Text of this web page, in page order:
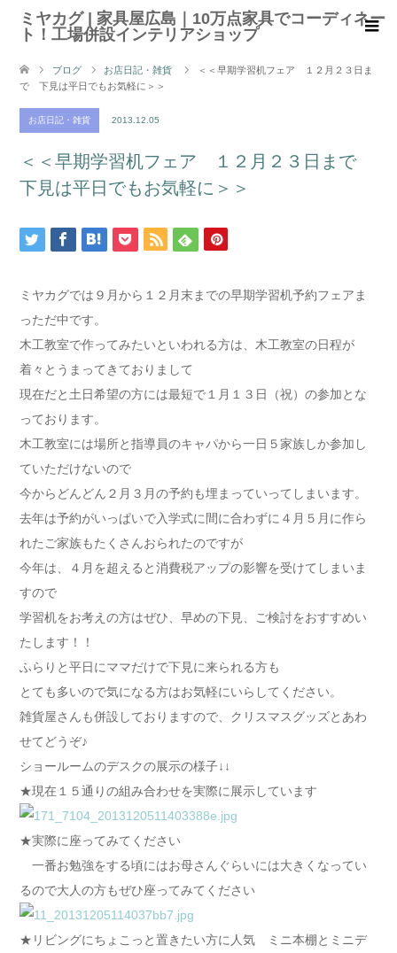
ミヤカグ | 家具屋広島｜10万点家具でコーディネー
ト！工場併設インテリアショップ
ブログ お店日記・雑貨
＜＜早期学習机フェア １２月２３日ま
で 下見は平日でもお気軽に＞＞
お店日記・雑貨 2013.12.05
＜＜早期学習机フェア １２月２３日まで
下見は平日でもお気軽に＞＞
ミヤカグでは９月から１２月末までの早期学習机予約フェアま
っただ中です。
木工教室で作ってみたいといわれる方は、木工教室の日程が
着々とうまってきておりまして
現在だと土日希望の方には最短で１月１３日（祝）の参加とな
っております。
木工教室には場所と指導員のキャパから一日５家族しか参加し
ていただけないので
今からどんどん２月３月の予約も埋まっていってしまいます。
去年は予約がいっぱいで入学式に間に合わずに４月５月に作ら
れたご家族もたくさんおられたのですが
今年は、４月を超えると消費税アップの影響を受けてしまいま
すので
学習机をお考えの方はぜひ、早めの下見、ご検討をおすすめい
たします！！
ふらりと平日にママだけで下見に来られる方も
とても多いので気になる方はお気軽にいらしてください。
雑貨屋さんも併設しておりますので、クリスマスグッズとあわ
せてどうぞ♪
ショールームのデスクの展示の様子↓↓
★現在１５通りの組み合わせを実際に展示しています
★実際に座ってみてください
一番お勉強をする頃にはお母さんぐらいには大きくなってい
るので大人の方もぜひ座ってみてください
★リビングにちょこっと置きたい方に人気 ミニ本棚とミニデ